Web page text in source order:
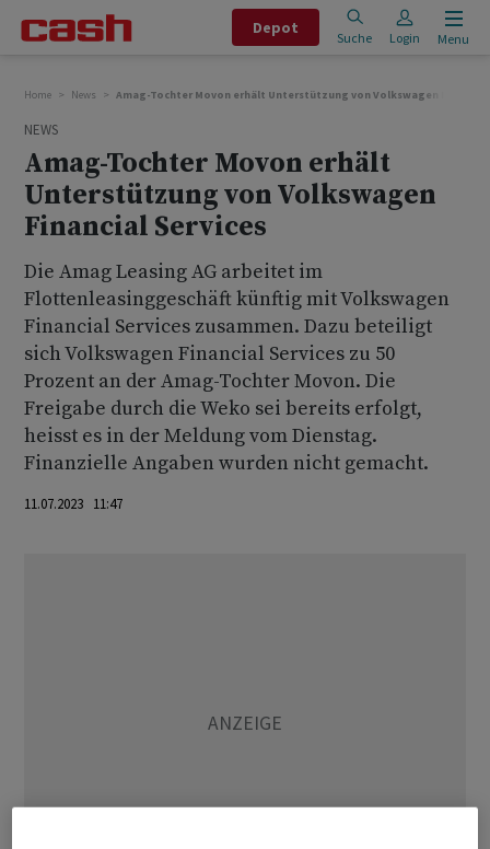
Depot
Suche Login Menu
Home News Amag-Tochter Movon erhält Unterstützung von Volkswagen Financial
NEWS
Amag-Tochter Movon erhält
Unterstützung von Volkswagen
Financial Services
Die Amag Leasing AG arbeitet im
Flottenleasinggeschäft künftig mit Volkswagen
Financial Services zusammen. Dazu beteiligt
sich Volkswagen Financial Services zu 50
Prozent an der Amag-Tochter Movon. Die
Freigabe durch die Weko sei bereits erfolgt,
heisst es in der Meldung vom Dienstag.
Finanzielle Angaben wurden nicht gemacht.
11.07.2023 11:47